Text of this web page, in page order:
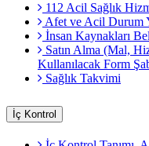
112 Acil Sağlık
Afet ve Acil Durum
İnsan Kaynakları
Satın Alma (Mal,
Kullanılacak Form
Sağlık Takvimi
İç Kontrol